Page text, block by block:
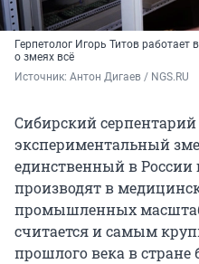
Герпетолог Игорь Титов работает
о змеях всё
Источник: Антон Дигаев / NGS.RU
Сибирский
экспериментальный
единственный в России
производят в
промышленных
считается и самым
прошлого века в